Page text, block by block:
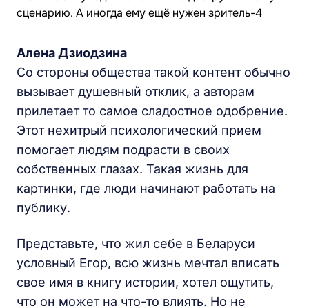
Алена Дзиодзина
Со стороны общества такой контент обычно
вызывает душевный отклик, а авторам
прилетает то самое сладостное одобрение.
Этот нехитрый психологический прием
помогает людям подрасти в своих
собственных глазах. Такая жизнь для
картинки, где люди начинают работать на
публику.
Представьте, что жил себе в Беларуси
условный Егор, всю жизнь мечтал вписать
свое имя в книгу истории, хотел ощутить,
что он может на что-то влиять. Но не